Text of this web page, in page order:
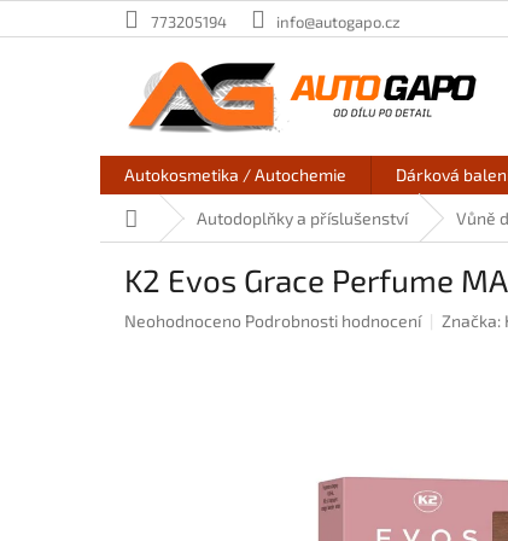
na
773205194 info@autogapo.cz
Autokosmetika / Autochemie Dárková
Domů Autodoplňky a příslušenství Vůně
K2 Evos Grace Perfume
Průměrné
Neohodnoceno Podrobnosti hodnocení Značka: